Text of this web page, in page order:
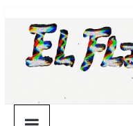
contenido
¯\_(ツ)_/
¯